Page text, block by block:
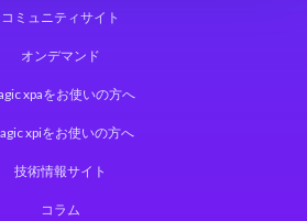
コミュニティサイト
オンデマンド
xpaをお使いの方へ
xpiをお使いの方へ
技術情報サイト
コラム